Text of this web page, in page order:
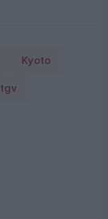
Kyoto
tgv